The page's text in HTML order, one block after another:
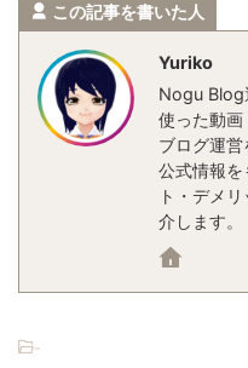
この記事を書いた人
Yuriko
Nogu Blog
使った動画
ブログ運
公式情報を
ト・デメ
介します。
-